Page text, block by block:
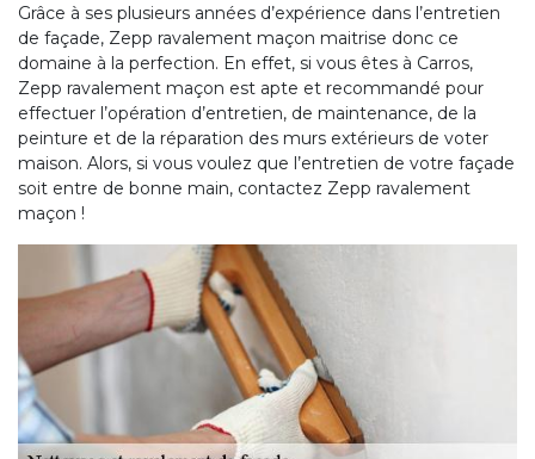
Grâce à ses plusieurs années d’expérience dans l’entretien
de façade, Zepp ravalement maçon maitrise donc ce
domaine à la perfection. En effet, si vous êtes à Carros,
Zepp ravalement maçon est apte et recommandé pour
effectuer l’opération d’entretien, de maintenance, de la
peinture et de la réparation des murs extérieurs de voter
maison. Alors, si vous voulez que l’entretien de votre façade
soit entre de bonne main, contactez Zepp ravalement
maçon !